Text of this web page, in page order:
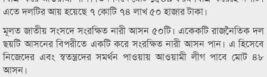
এতে দলটির আয় হয়েছে ৭ কোটি ৭৪ লাখ ৫০ হাজার টাকা।
মূলত জাতীয় সংসদে সংরক্ষিত নারী আসন ৫০টি। একেকটি রাজনৈতিক দল
ছয়টি আসনের বিপরীতে একটি করে সংরক্ষিত নারী আসন পান। এ হিসেবে
নিজেদের এবং স্বতন্ত্রদের সমর্থন পাওয়ায় আওয়ামী লীগ পাবে মোট ৪৮
আসন।